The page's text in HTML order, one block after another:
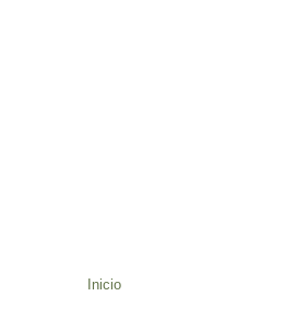
Inicio